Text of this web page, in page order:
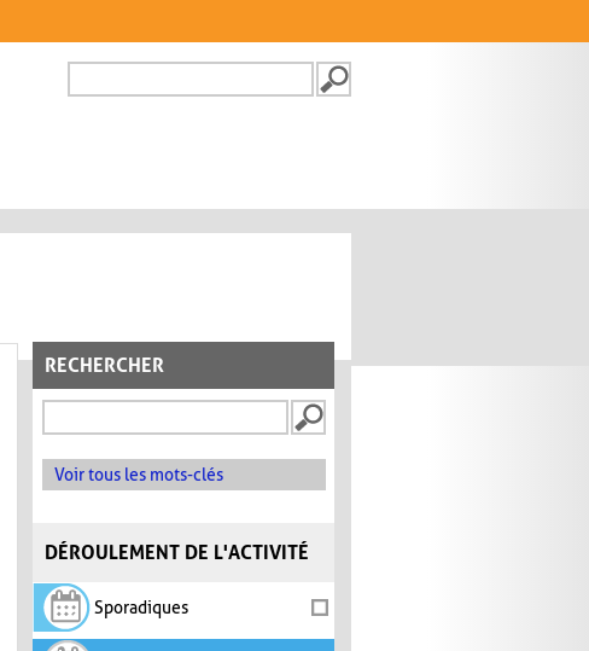
FORMULAIRE DE
RECHERCHER
Voir tous les mots-clés
DÉROULEMENT DE L'ACTIVITÉ
Sporadiques